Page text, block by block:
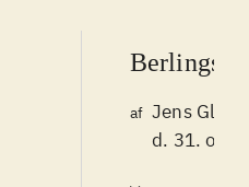
af Jens
d. 31. okt.